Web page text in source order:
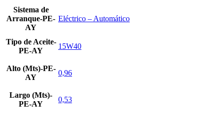
Sistema de
Arranque-PE-
AY
Eléctrico – Automático
Tipo de Aceite-
PE-AY
15W40
Alto (Mts)-PE-
AY
0,96
Largo (Mts)-
PE-AY
0,53